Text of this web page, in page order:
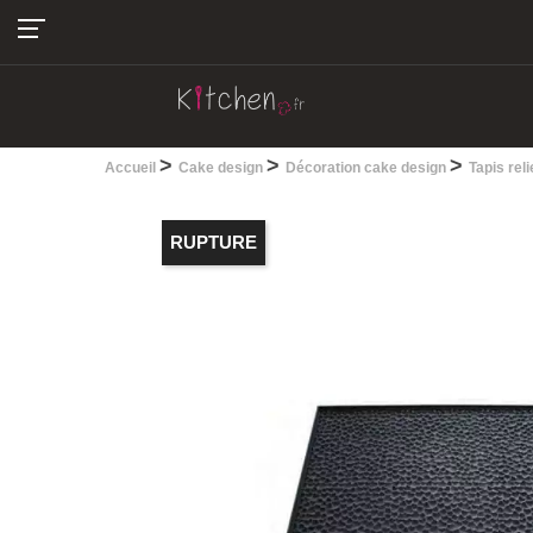
Accueil > Cake design > Décoration cake design > Tapis
RUPTURE